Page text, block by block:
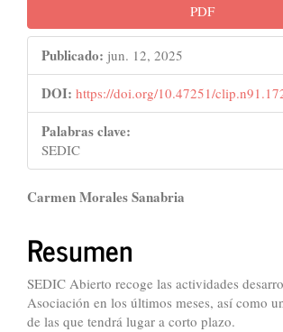
PDF
Publicado: jun. 12, 2025
DOI: https://doi.org/10.47251/
Palabras clave:
SEDIC
Contenido
principal
del
artículo
Carmen Morales Sanabria
Resumen
SEDIC Abierto recoge las actividades
Asociación en los últimos meses, así como
de las que tendrá lugar a corto plazo.